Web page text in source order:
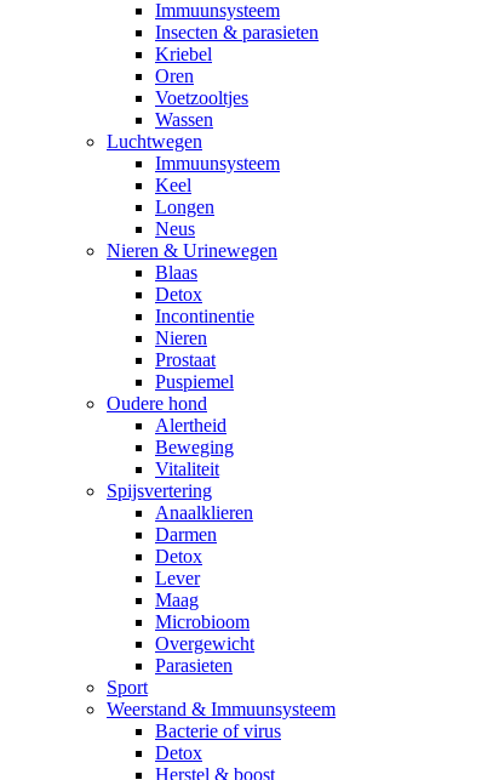
Immuunsysteem
Insecten & parasieten
Kriebel
Oren
Voetzooltjes
Wassen
Luchtwegen
Immuunsysteem
Keel
Longen
Neus
Nieren & Urinewegen
Blaas
Detox
Incontinentie
Nieren
Prostaat
Puspiemel
Oudere hond
Alertheid
Beweging
Vitaliteit
Spijsvertering
Anaalklieren
Darmen
Detox
Lever
Maag
Microbioom
Overgewicht
Parasieten
Sport
Weerstand & Immuunsysteem
Bacterie of virus
Detox
Herstel & boost